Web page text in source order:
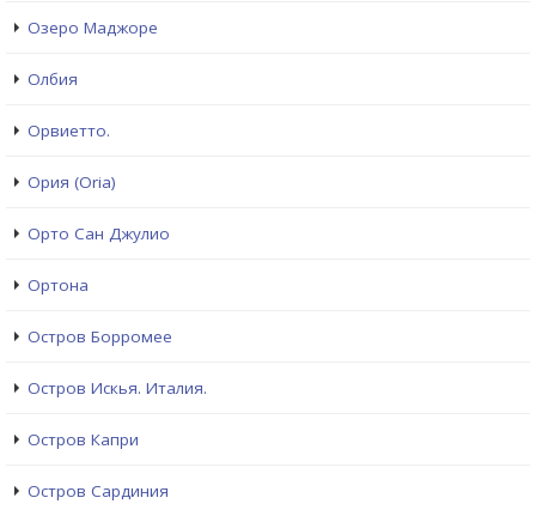
Озеро Маджоре
Олбия
Орвиетто.
Ория (Oria)
Орто Сан Джулио
Ортона
Остров Борромее
Остров Искья. Италия.
Остров Капри
Остров Сардиния